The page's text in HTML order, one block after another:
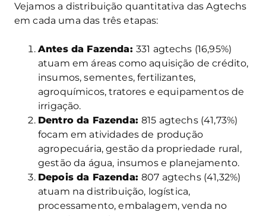
Vejamos a distribuição quantitativa das Agtechs
em cada uma das três etapas:
Antes da Fazenda: 331 agtechs (16,95%)
atuam em áreas como aquisição de crédito,
insumos, sementes, fertilizantes,
agroquímicos, tratores e equipamentos de
irrigação.
Dentro da Fazenda:815 agtechs (41,73%)
focam em atividades de produção
agropecuária, gestão da propriedade rural,
gestão da água, insumos e planejamento.
Depois da Fazenda:807 agtechs (41,32%)
atuam na distribuição, logística,
processamento, embalagem, venda no